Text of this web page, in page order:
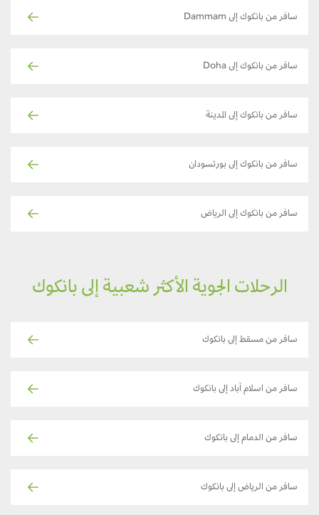
سافر من بانكوك إلى Dammam
سافر من بانكوك إلى Doha
سافر من بانكوك إلى المدينة
سافر من بانكوك إلى بورتسودان
سافر من بانكوك إلى الرياض
الرحلات الجوية الأكثر شعبية إلى بانكوك
سافر من مسقط إلى بانكوك
سافر من اسلام آباد إلى بانكوك
سافر من الدمام إلى بانكوك
سافر من الرياض إلى بانكوك